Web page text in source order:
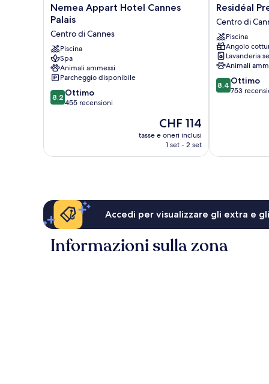
Nemea
Appart
Cannes
Palais
Centro
di
Cannes
Nemea Appart Hotel Cannes
Palais
Centro di Cannes
Piscina
Spa
Animali ammessi
Parcheggio disponibile
8.2
su
8.2 Ottimo
455 recensioni
Il
prezzo
attuale
CHF 114
tasse e oneri inclusi
1 set - 2 set
Residéal
Premium
Cannes
Centro
di
Cannes
Residéal
Centro di
Piscina
Angolo
Lavanderia
Animali
8.4
su
8.4 Ottimo
753
Accedi per visualizzare gli extra e
Informazioni sulla zona